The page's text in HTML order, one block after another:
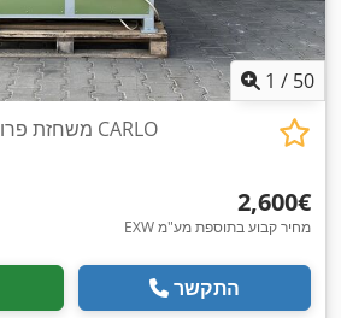
1 / 50
משחזת פרופילים, מכונת הברשה CARLO
‏2,600 ‏€
EXW מחיר קבוע בתוספת מע"מ
התקשר